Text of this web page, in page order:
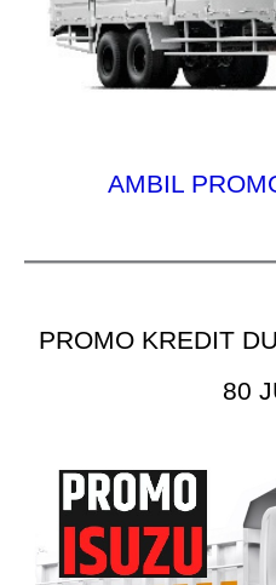
AMBIL
PROMO KREDIT
80